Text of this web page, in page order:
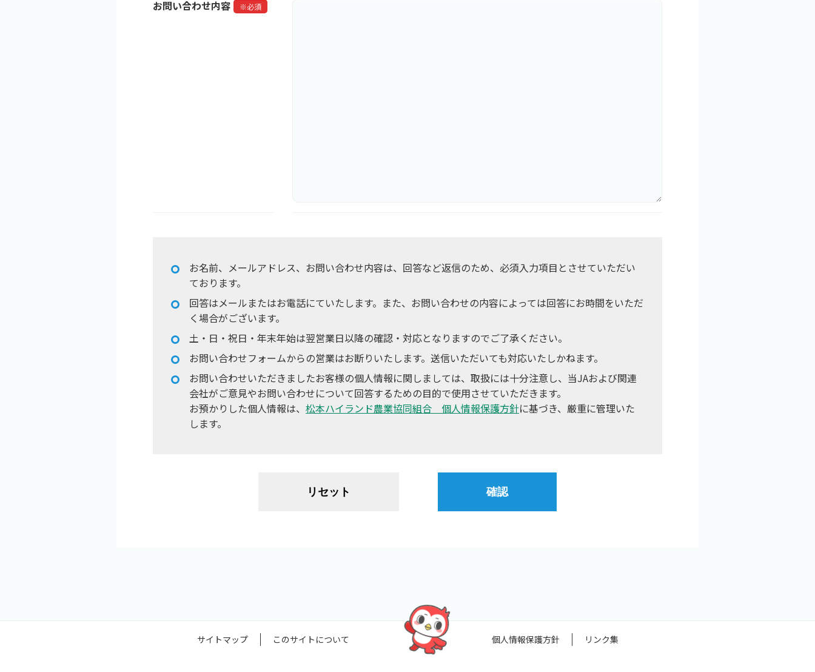
お問い合わせ内容 ※必須
お名前、メールアドレス、お問い合わせ内容は、回答など返信のため、必須入力項目とさせていただい
ております。
回答はメールまたはお電話にていたします。また、お問い合わせの内容によっては回答にお時間をいただ
く場合がございます。
土・日・祝日・年末年始は翌営業日以降の確認・対応となりますのでご了承ください。
お問い合わせフォームからの営業はお断りいたします。送信いただいても対応いたしかねます。
お問い合わせいただきましたお客様の個人情報に関しましては、取扱には十分注意し、当JAおよび関連
会社がご意見やお問い合わせについて回答するための目的で使用させていただきます。
お預かりした個人情報は、 松本ハイランド農業協同組合 個人情報保護方針に基づき、厳重に管理いた
します。
サイトマップ このサイトについて 個人情報保護方針 リンク集